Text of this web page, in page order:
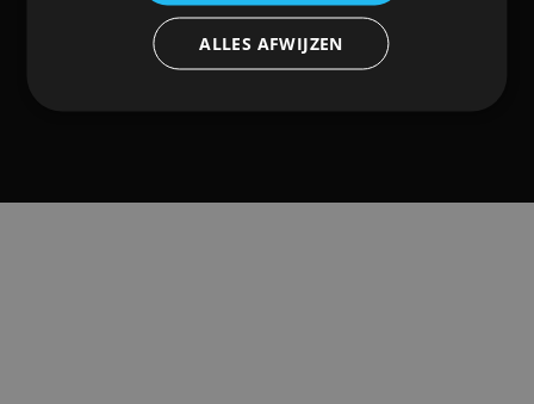
Vraag je offerte
ALLES AFWIJZEN